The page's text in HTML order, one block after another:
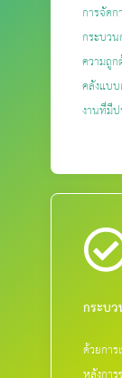
การจัด
กระบว
ความถู
คลังแบ
งานที่มี
กระบ
ด้วยกา